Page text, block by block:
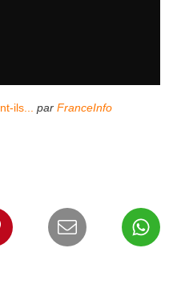
ils... par FranceInfo